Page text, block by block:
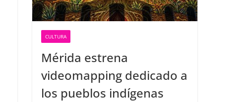
CULTURA
Mérida estrena
videomapping dedicado a
los pueblos indígenas